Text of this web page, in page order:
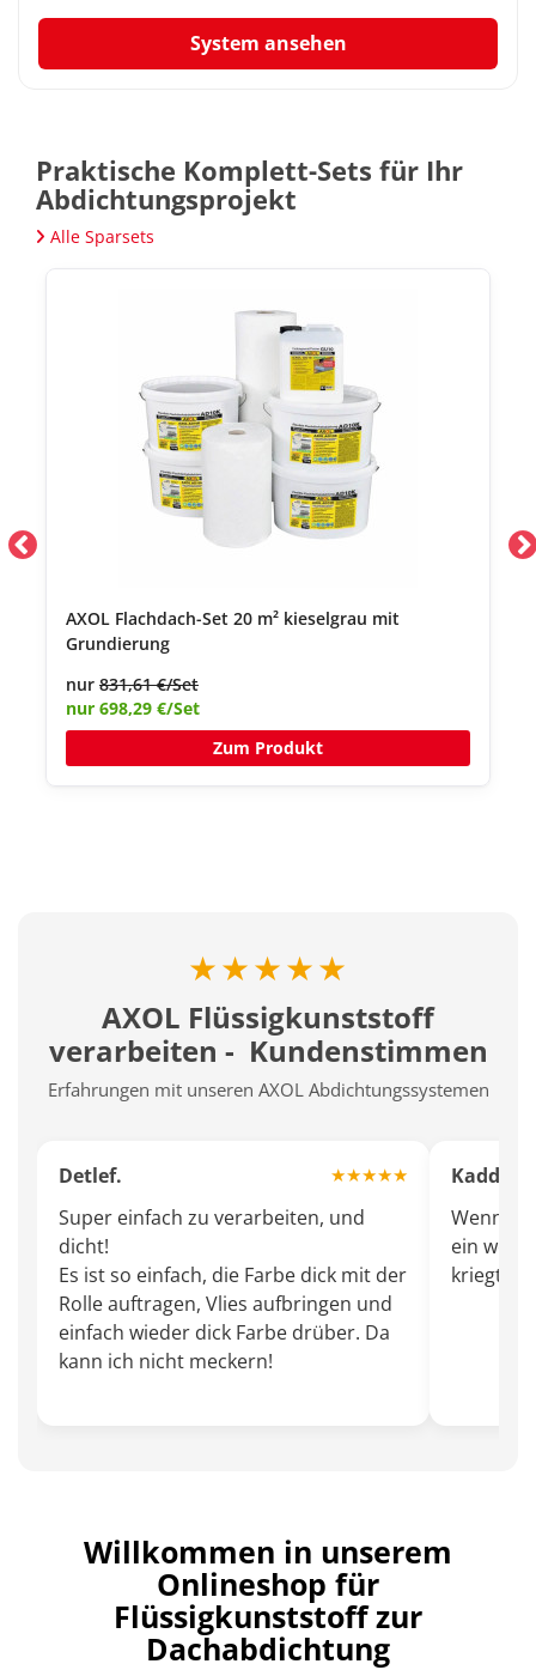
System ansehen
Praktische Komplett-Sets für Ihr
Abdichtungsprojekt
Alle Sparsets
AXOL Flachdach-Set 20 m² kieselgrau mit
Grundierung
nur 831,61 €/Set
nur 698,29 €/Set
Zum Produkt
★★★★★
AXOL Flüssigkunststoff
verarbeiten - Kundenstimmen
Erfahrungen mit unseren AXOL Abdichtungssystemen
Detlef. ★★★★★
Super einfach zu verarbeiten, und
dicht!
Es ist so einfach, die Farbe dick mit der
Rolle auftragen, Vlies aufbringen und
einfach wieder dick Farbe drüber. Da
kann ich nicht meckern!
Wenn
ein
kriegt
Willkommen in unserem
Onlineshop für
Flüssigkunststoff zur
Dachabdichtung